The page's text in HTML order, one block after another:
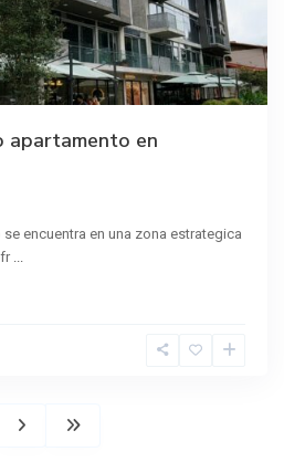
apartamento en
encuentra en una zona estrategica
...